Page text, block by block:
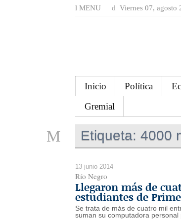
MENU Viernes 07, agosto
Inicio Política
Gremial
Etiqueta: 4000
13 junio 2014
Río Negro
Llegaron más de
estudiantes de
Se trata de más de cuatro mil
suman su computadora